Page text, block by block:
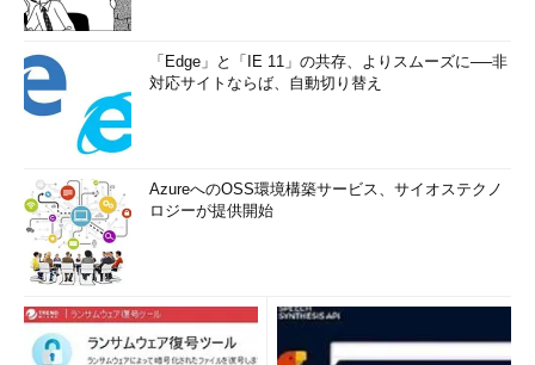
アカウントに対するパスワードとログオン要件を修正しま
パラメータなしで使うと、パスワードの現在の設定、ログオ
ン制限、
ドメイン情報が表示されます。
NET ACCOUNTS で使われるパラメータが効力を持つために
は、次の 2 つの
条件が満たされていなければなりません。
…（以下省略）…
この形式では非常に長いヘルプ・メッセージが表示されるの
「Edge」と「IE 11」の共存、よりスムーズに──非
対応サイトならば、自動切り替え
AzureへのOSS環境構築サービス、サイオステクノ
ロジーが提供開始